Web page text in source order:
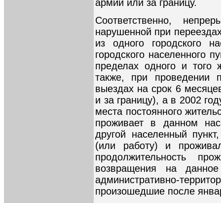
армии или за границу.
Соответственно,
нарушенной при
из одного городского
городского населенного
пределах одного и того
также, при проведении
выездах на срок 6
и за границу), а в 2002
места постоянного
проживает в данном
другой населенный
(или работу) и
продолжительность
возвращения на
административно-
произошедшие после